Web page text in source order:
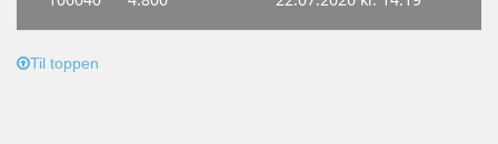
Til toppen